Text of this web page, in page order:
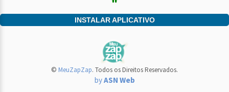
INSTALAR APLICATIVO
© MeuZapZap. Todos os Direitos Reservados.
byASN Web